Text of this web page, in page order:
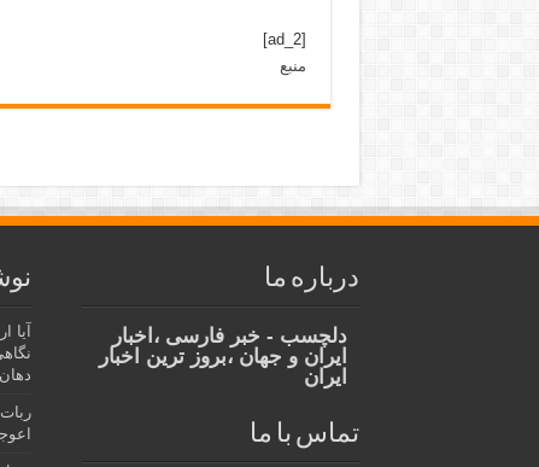
[ad_2]
منبع
درباره ما
دلچسب - خبر فارسی ،اخبار
ایران و جهان ،بروز ترین اخبار
ایران
تماس با ما
آیا